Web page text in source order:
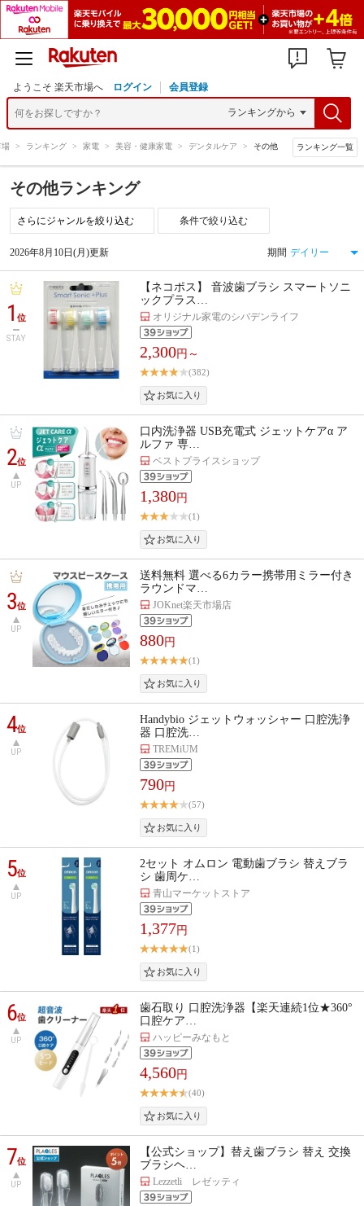
ようこそ 楽天市場へ ログイン 会員登録
場 > ランキング > 家電 > 美容・健康家電 > デンタルケア > その他 ランキング一覧
その他ランキング
条件で絞り込む
2026年8月10日(月)更新 期間
1位
STAY
【ネコポス】 音波歯ブラシ スマートソニ
ックプラス…
オリジナル家電のシバデンライフ
2,300円～
(382)
2位
UP
口内洗浄器 USB充電式 ジェットケアα ア
ルファ 専…
ベストプライスショップ
1,380円
(1)
3位
UP
送料無料 選べる6カラー携帯用ミラー付き
ラウンドマ…
JOKnet楽天市場店
880円
(1)
4位
UP
Handybio ジェットウォッシャー 口腔洗浄
器 口腔洗…
TREMiUM
790円
(57)
5位
UP
2セット オムロン 電動歯ブラシ 替えブラ
シ 歯周ケ…
青山マーケットストア
1,377円
(1)
6位
UP
歯石取り 口腔洗浄器【楽天連続1位★360°
口腔ケア…
ハッピーみなもと
4,560円
(40)
7位
UP
【公式ショップ】替え歯ブラシ 替え 交換
ブラシヘ…
Lezzetli レゼッティ